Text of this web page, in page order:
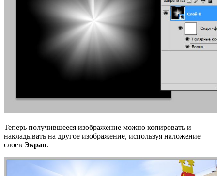
Теперь получившееся изображение можно копировать и
накладывать на другое изображение, используя наложение
слоев Экран.